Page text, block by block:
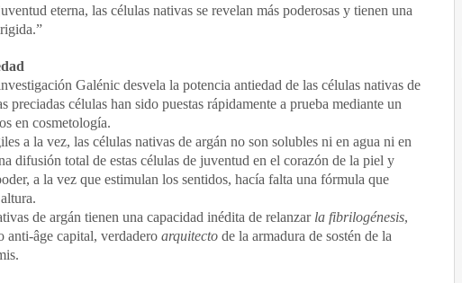
eterna, las células nativas se revelan más poderosas y tienen una
Galénic desvela la potencia antiedad de las células nativas de
preciadas células han sido puestas rápidamente a prueba mediante un
en cosmetología.
a la vez, las células nativas de argán no son solubles ni en agua ni en
difusión total de estas células de juventud en el corazón de la piel y
a la vez que estimulan los sentidos, hacía falta una fórmula que
de argán tienen una capacidad inédita de relanzar la fibrilogénesis,
anti-âge capital, verdadero arquitecto de la armadura de sostén de la